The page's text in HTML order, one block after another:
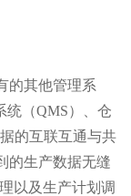
的其他管理系
统（QMS）、仓
的互联互通与共
的生产数据无缝
以及生产计划调